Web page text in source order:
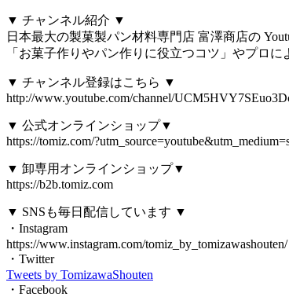
▼ チャンネル紹介 ▼
日本最大の製菓製パン材料専門店 富澤商店の
「お菓子作りやパン作りに役立つコツ」やプロ
▼ チャンネル登録はこちら ▼
http://www.youtube.com/channel/
▼ 公式オンラインショップ▼
https://tomiz.com/
▼ 卸専用オンラインショップ▼
https://b2b.tomiz.com
▼ SNSも毎日配信しています ▼
・Instagram
https://www.instagram.com/tomiz_by_tomizawashouten/
・Twitter
Tweets by TomizawaShouten
・Facebook